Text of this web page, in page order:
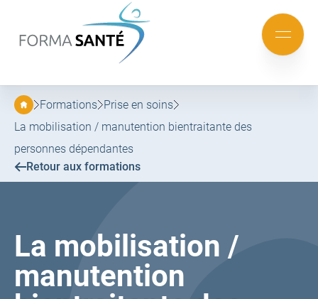
au
menu
au
contenu
Mobile
menu
Formations Prise en soins
La mobilisation / manutention bientraitante des
personnes dépendantes
Retour aux formations
La mobilisation /
manutention